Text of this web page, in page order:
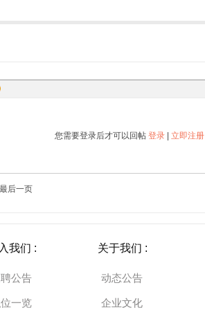
您需要登录后才可以回帖 登录| 立即注册
后一页
我们 :
公告
一览
关于我们 :
动态公告
企业文化